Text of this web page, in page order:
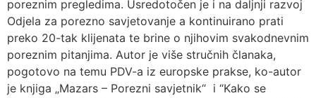
poreznim pregledima. Usredotočen je i na daljnji razvoj
Odjela za porezno savjetovanje a kontinuirano prati
preko 20-tak klijenata te brine o njihovim svakodnevnim
poreznim pitanjima. Autor je više stručnih članaka,
pogotovo na temu PDV-a iz europske prakse, ko-autor
je knjiga „Mazars – Porezni savjetnik“ i “Kako se